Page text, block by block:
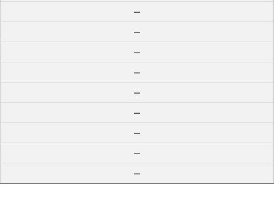
--
--
--
--
--
--
--
--
--